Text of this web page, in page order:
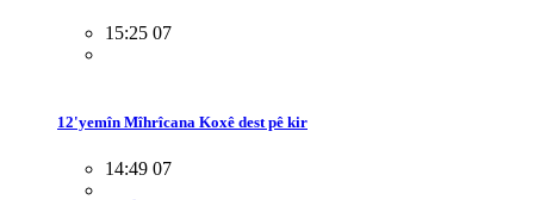
15:25 07
12'yemîn Mîhrîcana Koxê dest pê kir
14:49 07